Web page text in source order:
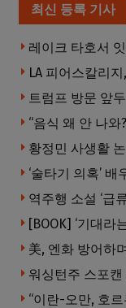
최신 등록 기사
황정민 사생활